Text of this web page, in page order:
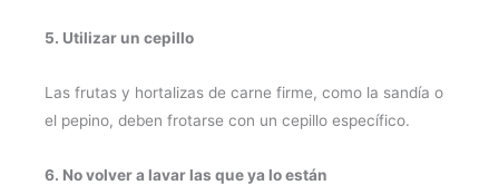
5. Utilizar un cepillo
Las frutas y hortalizas de carne firme, como la sandía o
el pepino, deben frotarse con un cepillo específico.
6. No volver a lavar las que ya lo están